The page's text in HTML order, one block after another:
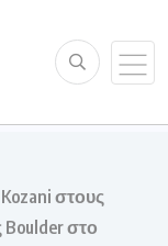
στους
στο